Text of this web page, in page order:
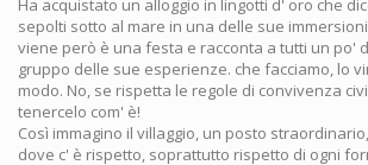
Ha acquistato un alloggio in lingotti d' oro che
sepolti sotto al mare in una delle sue
viene però è una festa e racconta a tutti un po'
gruppo delle sue esperienze. che facciamo, lo
modo. No, se rispetta le regole di convivenza
tenercelo com' è!
Così immagino il villaggio, un posto
dove c' è rispetto, soprattutto rispetto di ogni